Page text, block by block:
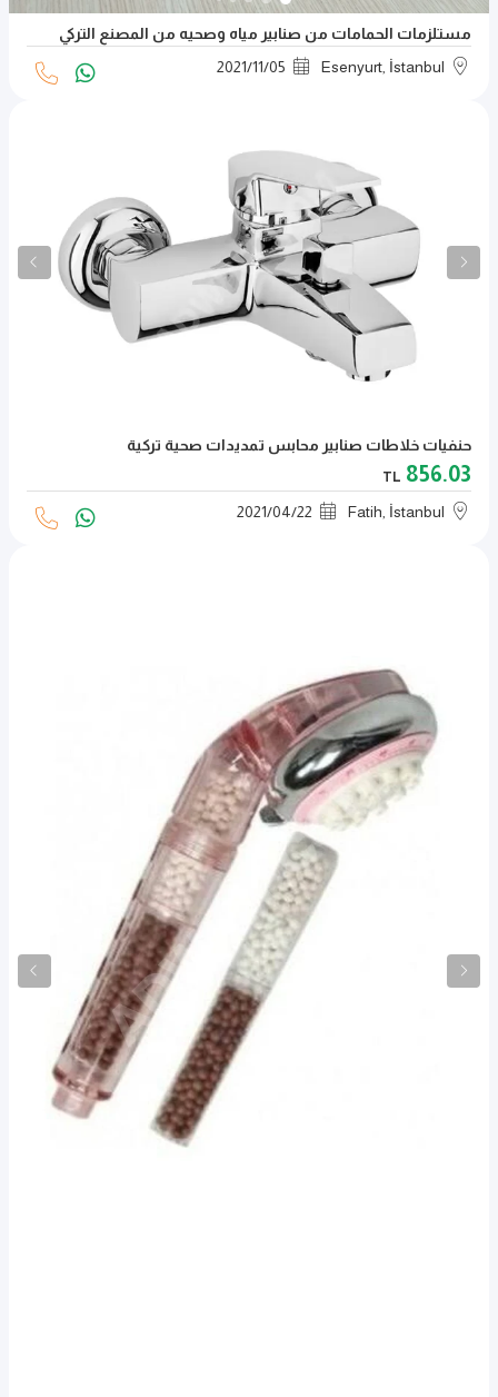
مستلزمات الحمامات من صنابير مياه وصحيه من المصنع التركي
Esenyurt, İstanbul
2021/11/05
حنفيات خلاطات صنابير محابس تمديدات صحية تركية
856.03
TL
Fatih, İstanbul
2021/04/22